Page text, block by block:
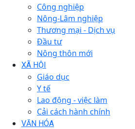
Công nghiệp
Nông-Lâm nghiệp
Thương mại - Dịch vụ
Đầu tư
Nông thôn mới
XÃ HỘI
Giáo dục
Y tế
Lao động - việc làm
Cải cách hành chính
VĂN HÓA